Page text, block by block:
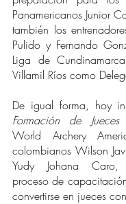
Panamericanos Junior
también los
Pulido y Fernando
Liga de
Villamil Ríos como
De igual forma, hoy
Formación de Jueces
World Archery
colombianos Wilson
Yudy Johana Caro,
proceso de
convertirse en jueces